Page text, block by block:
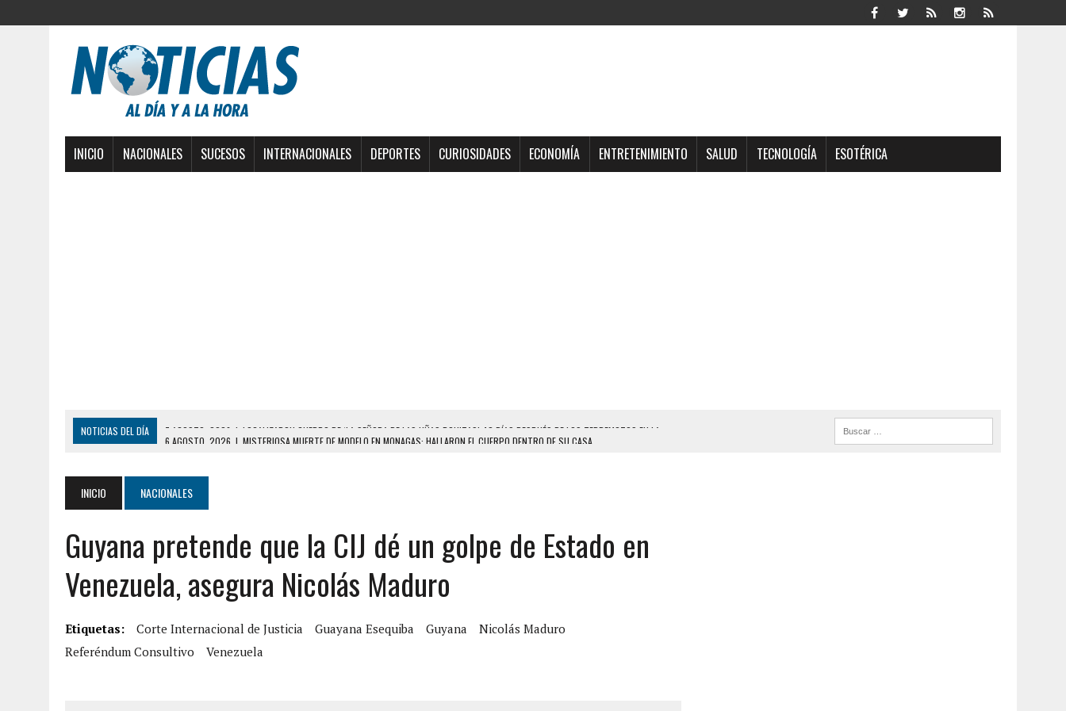
INICIO NACIONALES SUCESOS INTERNACIONALES DEPORTES CURIOSIDADES ECONOMÍA ENTRETENIMIENTO SALUD TECNOLOGÍA ESOTÉRICA
NOTICIAS DEL DÍA 6 AGOSTO, 2026 | MISTERIOSA MUERTE DE MODELO EN MONAGAS: HALLARON EL CUERPO DENTRO DE SU CASA
5 AGOSTO, 2026 | PRESUNTO BROTE PSICÓTICO POR FALTA DE TRATAMIENTO DESENCADENÓ TRAGEDIA FAMILIAR
HORROR EN BARINAS: UN HOMBRE INDUJO AL SUICIDIO A UNA ADOLESCENTE DE 13 AÑOS TRAS ABUSAR DE ELLA
3 AGOSTO, 2026
LA INCREÍBLE FORMA EN LA QUE SOBREVIVIÓ UN HOMBRE Y SU FAMILIA TRAS LOS TERREMOTOS: CAYERON DESDE EL PISO NUEVE DEL
EDIFICIO PETUNIA
7 AGOSTO, 2026
HOMBRE ASESINÓ A SU TÍA CON UN PUÑAL Y DEJÓ HERIDAS A SU PRIMA Y A OTRO FAMILIAR EN BOLÍVAR
INICIO NACIONALES
Guyana pretende que la CIJ dé un golpe de Estado en
Venezuela, asegura Nicolás Maduro
Etiquetas: Corte Internacional de Justicia Guayana Esequiba Guyana
Nicolás Maduro
Referéndum Consultivo
Venezuela